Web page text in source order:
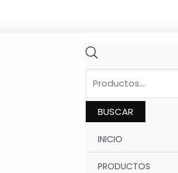
PRODUCTS
SEARCH
BUSCAR
INICIO
PRODUCTOS